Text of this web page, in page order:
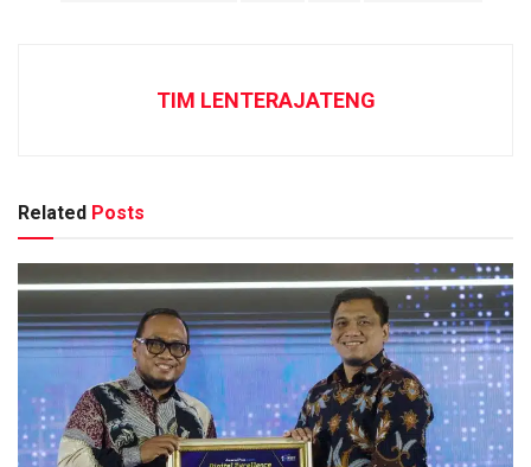
TIM LENTERAJATENG
Related Posts